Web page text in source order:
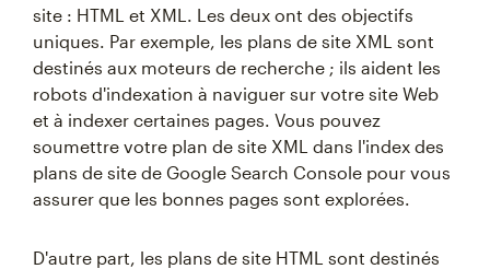
site : HTML et XML. Les deux ont des objectifs
uniques. Par exemple, les plans de site XML sont
destinés aux moteurs de recherche ; ils aident les
robots d'indexation à naviguer sur votre site Web
et à indexer certaines pages. Vous pouvez
soumettre votre plan de site XML dans l'index des
plans de site de Google Search Console pour vous
assurer que les bonnes pages sont explorées.
D'autre part, les plans de site HTML sont destinés